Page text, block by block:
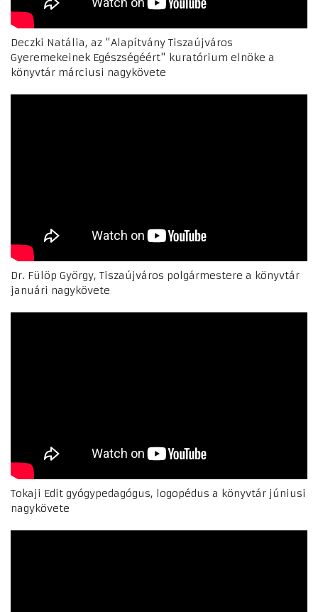
Deczki Natália, az "Alapítvány Tiszaújváros
Gyeremekeinek Egészségéért" kuratórium elnöke a
könyvtár márciusi nagykövete
Dr. Fülöp György, Tiszaújváros polgármestere a könyvtár
januári nagykövete
Tokaji Edit gyógypedagógus, logopédus a könyvtár júniusi
nagykövete